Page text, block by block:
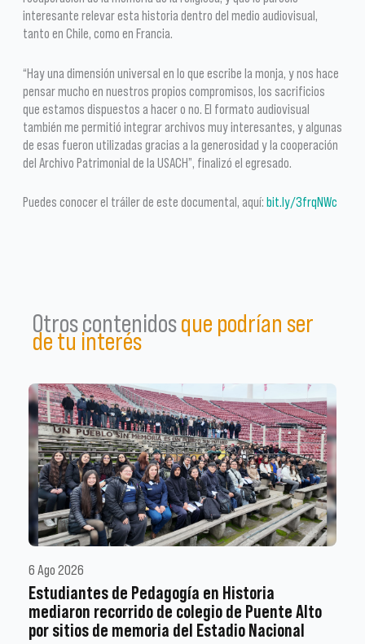
interesante relevar esta historia dentro del medio audiovisual,
tanto en Chile, como en Francia.
“Hay una dimensión universal en lo que escribe la monja, y nos hace
pensar mucho en nuestros propios compromisos, los sacrificios
que estamos dispuestos a hacer o no. El formato audiovisual
también me permitió integrar archivos muy interesantes, y algunas
de esas fueron utilizadas gracias a la generosidad y la cooperación
del Archivo Patrimonial de la USACH”, finalizó el egresado.
Puedes conocer el tráiler de este documental, aquí: bit.ly/3frqNWc
Otros contenidosque podrían ser
de tu interés
6 Ago 2026
Estudiantes de Pedagogía en Historia
mediaron recorrido de colegio de Puente Alto
por sitios de memoria del Estadio Nacional